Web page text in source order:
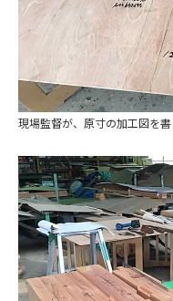
現場監督が、原寸の加工図を